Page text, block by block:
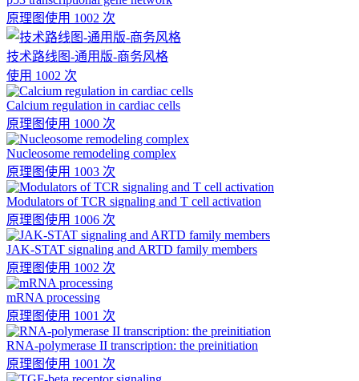
原理图使用 1002 次
技术路线图-通用版-商务风格
使用 1002 次
Calcium regulation in cardiac cells
原理图使用 1000 次
Nucleosome remodeling complex
原理图使用 1003 次
Modulators of TCR signaling and T cell activation
原理图使用 1006 次
JAK-STAT signaling and ARTD family members
原理图使用 1002 次
mRNA processing
原理图使用 1001 次
RNA-polymerase II transcription: the preinitiation
原理图使用 1001 次